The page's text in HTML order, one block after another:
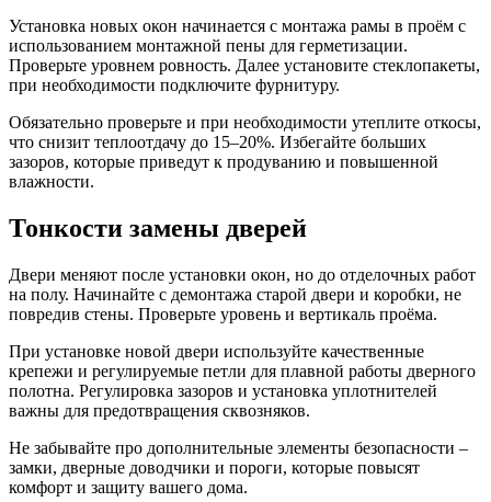
Установка новых окон начинается с монтажа рамы в проём с
использованием монтажной пены для герметизации.
Проверьте уровнем ровность. Далее установите стеклопакеты,
при необходимости подключите фурнитуру.
Обязательно проверьте и при необходимости утеплите откосы,
что снизит теплоотдачу до 15–20%. Избегайте больших
зазоров, которые приведут к продуванию и повышенной
влажности.
Тонкости замены дверей
Двери меняют после установки окон, но до отделочных работ
на полу. Начинайте с демонтажа старой двери и коробки, не
повредив стены. Проверьте уровень и вертикаль проёма.
При установке новой двери используйте качественные
крепежи и регулируемые петли для плавной работы дверного
полотна. Регулировка зазоров и установка уплотнителей
важны для предотвращения сквозняков.
Не забывайте про дополнительные элементы безопасности –
замки, дверные доводчики и пороги, которые повысят
комфорт и защиту вашего дома.